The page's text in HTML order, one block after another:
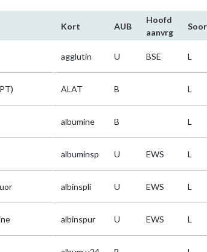
Kort AUB
Hoofd​
aanvrg
agglutin U BSE L
ALAT B L
albumine B L
albuminsp U EWS L
albinspli U EWS L
albinspur U EWS L